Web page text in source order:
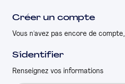
ÉVÉNEMENTS
Créer un compte
Vous n'avez pas encore de compte,
S'identifier
Renseignez vos informations